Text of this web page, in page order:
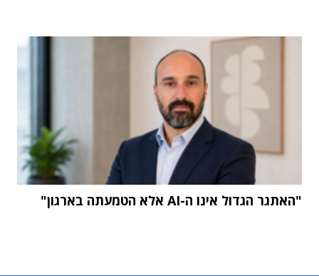
"האתגר הגדול אינו ה-AI אלא הטמעתה בארגון"